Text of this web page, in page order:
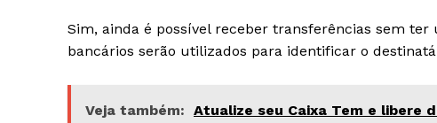
Sim, ainda é possível receber transferências sem ter
bancários serão utilizados para identificar o
Veja também: Atualize seu Caixa Tem e libere